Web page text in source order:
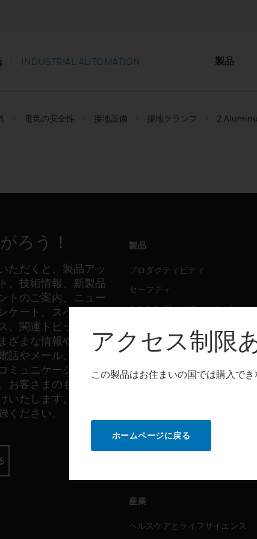
INDUSTRIAL AUTOMATION 製品
電気の安全性 接地設備 接地クランプ 2
ろう！
ただくと、製品アッ
、技術情報、新製品
トのご案内、ニュー
ケート、スペシャル
、関連トピックな
ざまな情報やご案内
話やメール、その他
ミュニケーションを
お客さまのもとへ直
いたします。以下か
ください。
製品
プロダクティビティ
セーフティ
センシング・ソリューション
ソフトウェア
プロダクティビティ
プロダクティビティ
産業
ヘルスケアとライフサイエンス
アクセス制限
この製品はお住まいの国では購入で
ホームページに戻る